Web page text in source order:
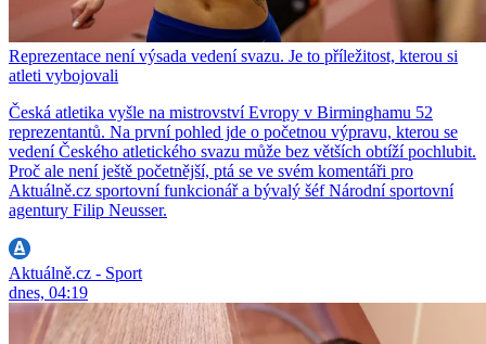
Reprezentace není výsada vedení svazu. Je to příležitost, kterou si
atleti vybojovali
Česká atletika vyšle na mistrovství Evropy v Birminghamu 52
reprezentantů. Na první pohled jde o početnou výpravu, kterou se
vedení Českého atletického svazu může bez větších obtíží pochlubit.
Proč ale není ještě početnější, ptá se ve svém komentáři pro
Aktuálně.cz sportovní funkcionář a bývalý šéf Národní sportovní
agentury Filip Neusser.
Aktuálně.cz - Sport
dnes, 04:19